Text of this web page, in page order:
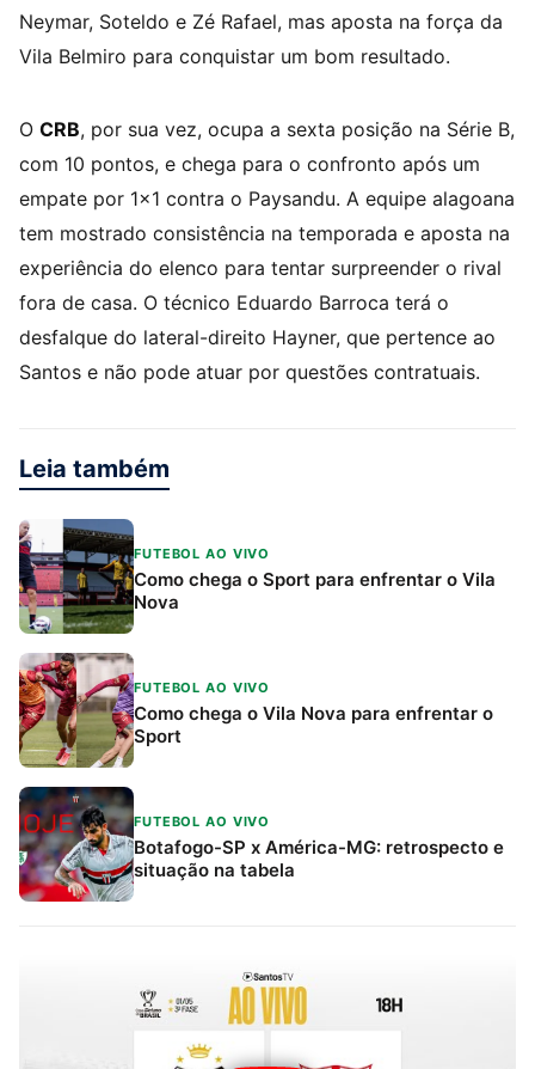
Neymar, Soteldo e Zé Rafael, mas aposta na força da
Vila Belmiro para conquistar um bom resultado.
O CRB, por sua vez, ocupa a sexta posição na Série B,
com 10 pontos, e chega para o confronto após um
empate por 1×1 contra o Paysandu. A equipe alagoana
tem mostrado consistência na temporada e aposta na
experiência do elenco para tentar surpreender o rival
fora de casa. O técnico Eduardo Barroca terá o
desfalque do lateral-direito Hayner, que pertence ao
Santos e não pode atuar por questões contratuais.
Leia também
FUTEBOL AO VIVO
Como chega o Sport para enfrentar o Vila
Nova
FUTEBOL AO VIVO
Como chega o Vila Nova para enfrentar o
Sport
FUTEBOL AO VIVO
Botafogo-SP x América-MG: retrospecto e
situação na tabela